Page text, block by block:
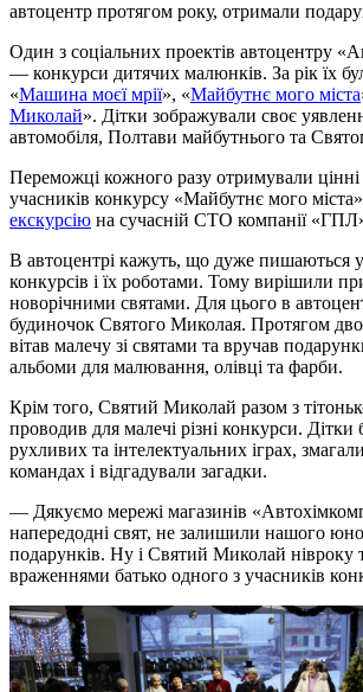
автоцентр протягом року, отримали
Один з соціальних проектів автоцентру
— конкурси дитячих малюнків. За рік їх
«Машина моєї мрії», «Майбутнє мого міста
Миколай». Дітки зображували своє
автомобіля, Полтави майбутнього та
Переможці кожного разу отримували
учасників конкурсу «Майбутнє мого
екскурсію на сучасній СТО компанії
В автоцентрі кажуть, що дуже пишаються
конкурсів і їх роботами. Тому вирішили
новорічними святами. Для цього в
будиночок Святого Миколая. Протягом
вітав малечу зі святами та вручав
альбоми для малювання, олівці та фарби.
Крім того, Святий Миколай разом з
проводив для малечі різні конкурси. Дітки
рухливих та інтелектуальних іграх,
командах і відгадували загадки.
— Дякуємо мережі магазинів
напередодні свят, не залишили нашого
подарунків. Ну і Святий Миколай нівроку
враженнями батько одного з учасників